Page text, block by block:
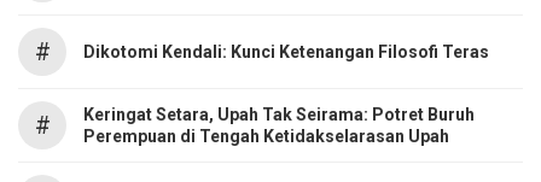
# Dikotomi Kendali: Kunci Ketenangan Filosofi Teras
#
Keringat Setara, Upah Tak Seirama: Potret Buruh
Perempuan di Tengah Ketidakselarasan Upah